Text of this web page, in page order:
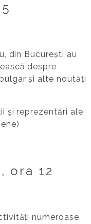
din București au
despre
și alte noutăți
și reprezentări ale
ora 12
numeroase,